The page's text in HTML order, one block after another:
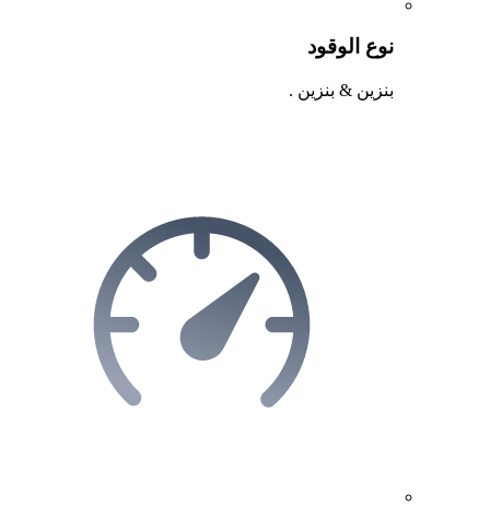
نوع الوقود
بنزين & بنزين .